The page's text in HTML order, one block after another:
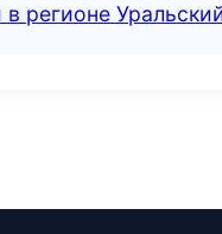
регионе